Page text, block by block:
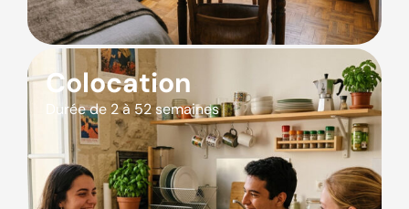
Colocation
Durée de 2 à 52 semaines